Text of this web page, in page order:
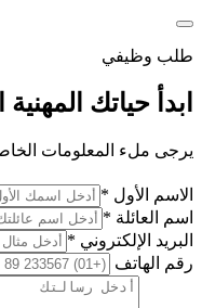
طلب وظيفي
ابدأ حياتك المهنية
يرجى ملء المعلومات
الاسم الأول *
اسم العائلة *
البريد الإلكتروني *
رقم الهاتف